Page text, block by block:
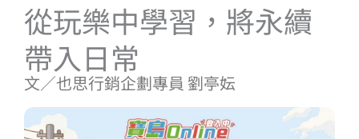
從玩樂中學習，將永續
帶入日常
文∕也思行銷企劃專員 劉亭妘